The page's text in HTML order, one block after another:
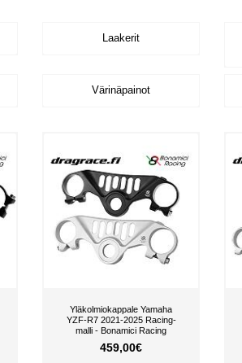
Laakerit
Värinäpainot
Yläkolmiokappale Yamaha
YZF-R7 2021-2025 Racing-
malli - Bonamici Racing
459,00€